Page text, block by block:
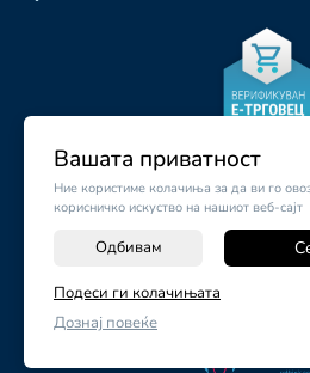
Вашата приватност
Ние користиме колачиња за да ви го
корисничко искуство на нашиот веб-сајт
Одбивам
Подеси ги колачињата
Дознај повеќе
©2026
Поставки за колачиња